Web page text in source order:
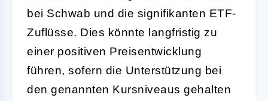
bei Schwab und die signifikanten ETF-
Zuflüsse. Dies könnte langfristig zu
einer positiven Preisentwicklung
führen, sofern die Unterstützung bei
den genannten Kursniveaus gehalten